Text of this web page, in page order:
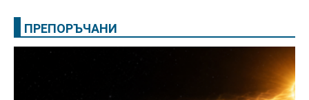
ПРЕПОРЪЧАНИ